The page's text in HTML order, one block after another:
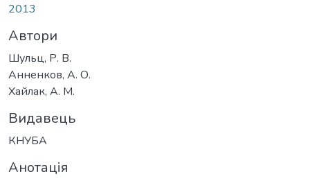
2013
Автори
Шульц, Р. В.
Анненков, А. О.
Хайлак, А. М.
Видавець
КНУБА
Анотація